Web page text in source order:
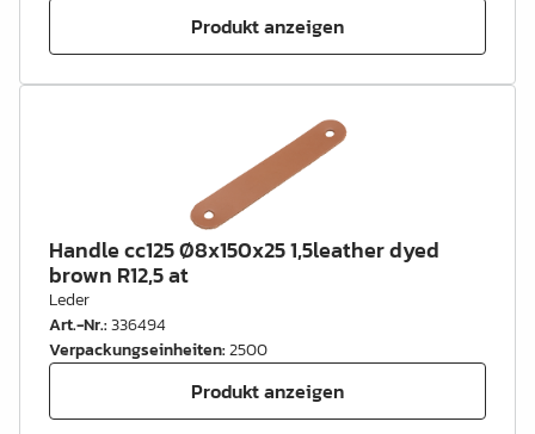
Produkt anzeigen
Handle cc125 Ø8x150x25 1,5leather dyed
brown R12,5 at
Leder
Art.-Nr.:336494
Verpackungseinheiten:2500
Produkt anzeigen